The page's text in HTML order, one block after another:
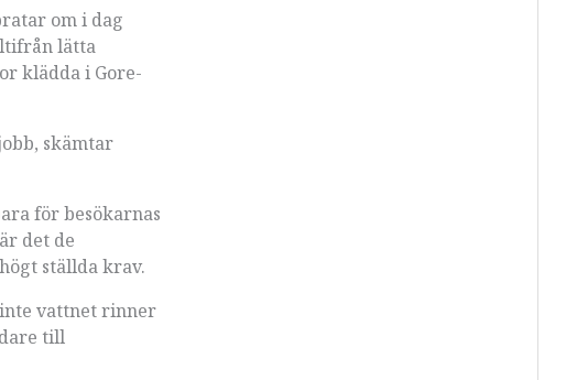
om i dag
lätta
klädda i Gore-
skämtar
för besökarnas
det de
ställda krav.
inte vattnet rinner
till